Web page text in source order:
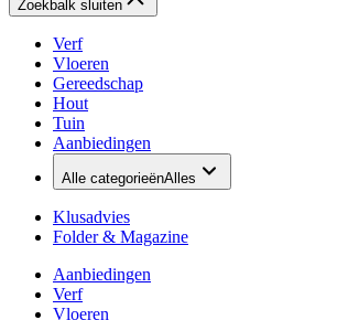
Zoekbalk sluiten
Verf
Vloeren
Gereedschap
Hout
Tuin
Aanbiedingen
Alle categorieënAlles
Klusadvies
Folder & Magazine
Aanbiedingen
Verf
Vloeren